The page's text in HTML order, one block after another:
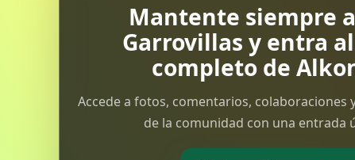
Mantente siempre
Garrovillas y entra
completo de
Accede a fotos, comentarios, colaboraciones
de la comunidad con una entrada